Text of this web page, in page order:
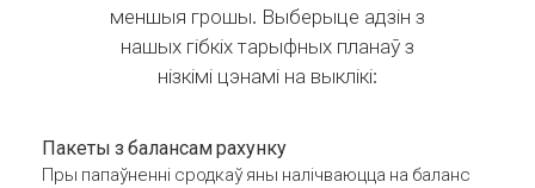
меншыя грошы. Выберыце адзін з
нашых гібкіх тарыфных планаў з
нізкімі цэнамі на выклікі:
Пакеты з балансам рахунку
Пры папаўненні сродкаў яны налічваюцца на баланс